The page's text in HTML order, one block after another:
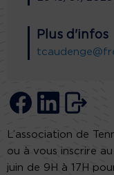
Plus d'infos
L’association de
ou à vous inscrire
juin de 9H à 17H